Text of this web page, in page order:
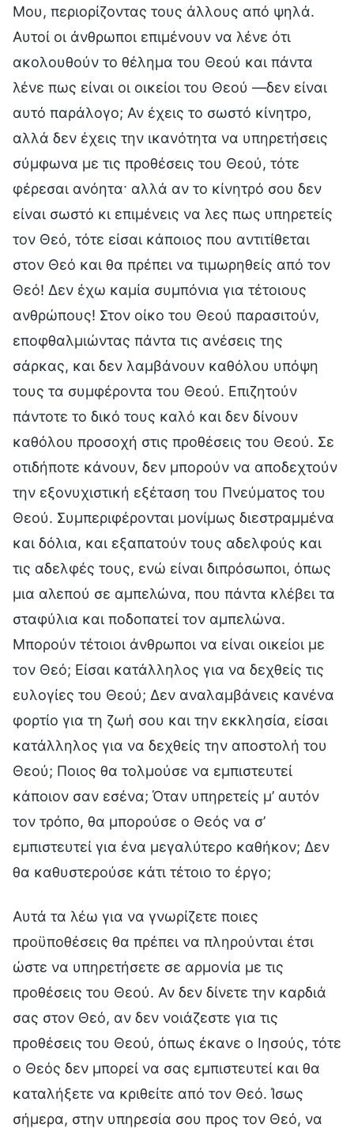
Μου, περιορίζοντας τους άλλους από ψηλά.
Αυτοί οι άνθρωποι επιμένουν να λένε ότι
ακολουθούν το θέλημα του Θεού και πάντα
λένε πως είναι οι οικείοι του Θεού —δεν είναι
αυτό παράλογο; Αν έχεις το σωστό κίνητρο,
αλλά δεν έχεις την ικανότητα να υπηρετήσεις
σύμφωνα με τις προθέσεις του Θεού, τότε
φέρεσαι ανόητα· αλλά αν το κίνητρό σου δεν
είναι σωστό κι επιμένεις να λες πως υπηρετείς
τον Θεό, τότε είσαι κάποιος που αντιτίθεται
στον Θεό και θα πρέπει να τιμωρηθείς από τον
Θεό! Δεν έχω καμία συμπόνια για τέτοιους
ανθρώπους! Στον οίκο του Θεού παρασιτούν,
εποφθαλμιώντας πάντα τις ανέσεις της
σάρκας, και δεν λαμβάνουν καθόλου υπόψη
τους τα συμφέροντα του Θεού. Επιζητούν
πάντοτε το δικό τους καλό και δεν δίνουν
καθόλου προσοχή στις προθέσεις του Θεού. Σε
οτιδήποτε κάνουν, δεν μπορούν να αποδεχτούν
την εξονυχιστική εξέταση του Πνεύματος του
Θεού. Συμπεριφέρονται μονίμως διεστραμμένα
και δόλια, και εξαπατούν τους αδελφούς και
τις αδελφές τους, ενώ είναι διπρόσωποι, όπως
μια αλεπού σε αμπελώνα, που πάντα κλέβει τα
σταφύλια και ποδοπατεί τον αμπελώνα.
Μπορούν τέτοιοι άνθρωποι να είναι οικείοι με
τον Θεό; Είσαι κατάλληλος για να δεχθείς τις
ευλογίες του Θεού; Δεν αναλαμβάνεις κανένα
φορτίο για τη ζωή σου και την εκκλησία, είσαι
κατάλληλος για να δεχθείς την αποστολή του
Θεού; Ποιος θα τολμούσε να εμπιστευτεί
κάποιον σαν εσένα; Όταν υπηρετείς μ’ αυτόν
τον τρόπο, θα μπορούσε ο Θεός να σ’
εμπιστευτεί για ένα μεγαλύτερο καθήκον; Δεν
θα καθυστερούσε κάτι τέτοιο το έργο;
Αυτά τα λέω για να γνωρίζετε ποιες
προϋποθέσεις θα πρέπει να πληρούνται έτσι
ώστε να υπηρετήσετε σε αρμονία με τις
προθέσεις του Θεού. Αν δεν δίνετε την καρδιά
σας στον Θεό, αν δεν νοιάζεστε για τις
προθέσεις του Θεού, όπως έκανε ο Ιησούς, τότε
ο Θεός δεν μπορεί να σας εμπιστευτεί και θα
καταλήξετε να κριθείτε από τον Θεό. Ίσως
σήμερα, στην υπηρεσία σου προς τον Θεό, να